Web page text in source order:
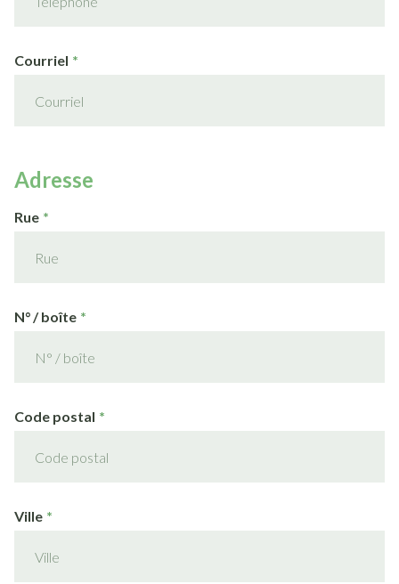
Courriel
Adresse
Rue
N° / boîte
Code postal
Ville